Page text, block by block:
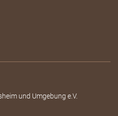
und Umgebung e.V.